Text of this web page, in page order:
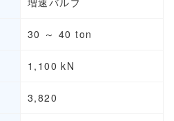
30 ～ 40 ton
1,100 kN
3,820